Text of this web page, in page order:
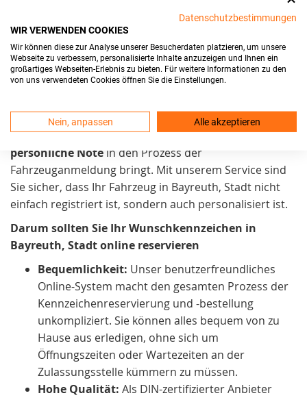
Wir setzen uns in Bayreuth, Stadt stark für
Kundenzufriedenheitund Benutzerfreundlichkeit ein.
Unser Ziel ist es, den
Kennzeichenreservierungsprozessmöglichst einfach
zu gestalten. Daher arbeiten wir kontinuierlich daran,
darauf, in Bayreuth, Stadt einen Service anzubieten,
der praktisch und zeitsparend. Außerdem auch eine
persönliche Note in den Prozess der
Fahrzeuganmeldung bringt. Mit unserem Service sind
Sie sicher, dass Ihr Fahrzeug in Bayreuth, Stadt nicht
einfach registriert ist, sondern auch personalisiert ist.
Darum sollten Sie Ihr Wunschkennzeichen in
Bayreuth, Stadt online reservieren
Bequemlichkeit: Unser benutzerfreundliches
Online-System macht den gesamten Prozess der
Kennzeichenreservierung und -bestellung
unkompliziert. Sie können alles bequem von zu
Hause aus erledigen, ohne sich um
Öffnungszeiten oder Wartezeiten an der
Zulassungsstelle kümmern zu müssen.
Hohe Qualität: Als DIN-zertifizierter Anbieter
Datenschutzbestimmungen
WIR VERWENDEN COOKIES
Wir können diese zur Analyse unserer Besucherdaten platzieren, um unsere
Webseite zu verbessern, personalisierte Inhalte anzuzeigen und Ihnen ein
großartiges Webseiten-Erlebnis zu bieten. Für weitere Informationen zu den
von uns verwendeten Cookies öffnen Sie die Einstellungen.
Nein, anpassen Alle akzeptieren